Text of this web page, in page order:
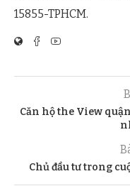
15855-TPHCM.
Căn hộ the View
Chủ đầu tư trong